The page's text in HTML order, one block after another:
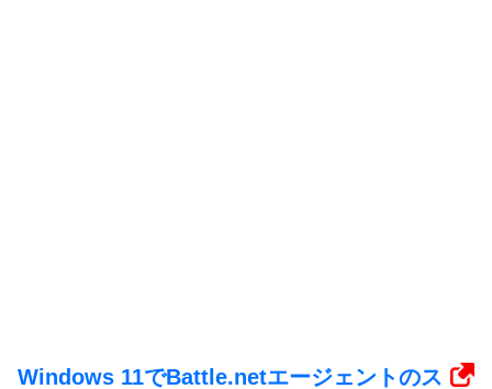
Windows 11でBattle.netエージェントのス